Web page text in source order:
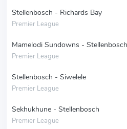
Stellenbosch - Richards Bay
Premier League
Mamelodi Sundowns - Stellenbosch
Premier League
Stellenbosch - Siwelele
Premier League
Sekhukhune - Stellenbosch
Premier League